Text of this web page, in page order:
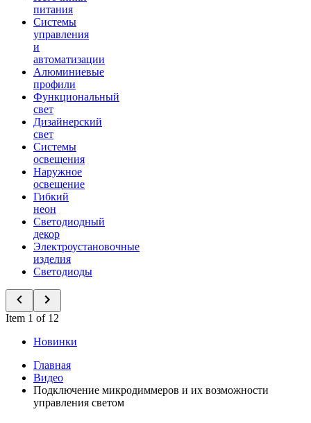
питания
Системы
управления
и
автоматизации
Алюминиевые
профили
Функциональный
свет
Дизайнерский
свет
Системы
освещения
Наружное
освещение
Гибкий
неон
Светодиодный
декор
Электроустановочные
изделия
Светодиоды
Item 1 of 12
Новинки
Главная
Видео
Подключение микродиммеров и их возможности
управления светом